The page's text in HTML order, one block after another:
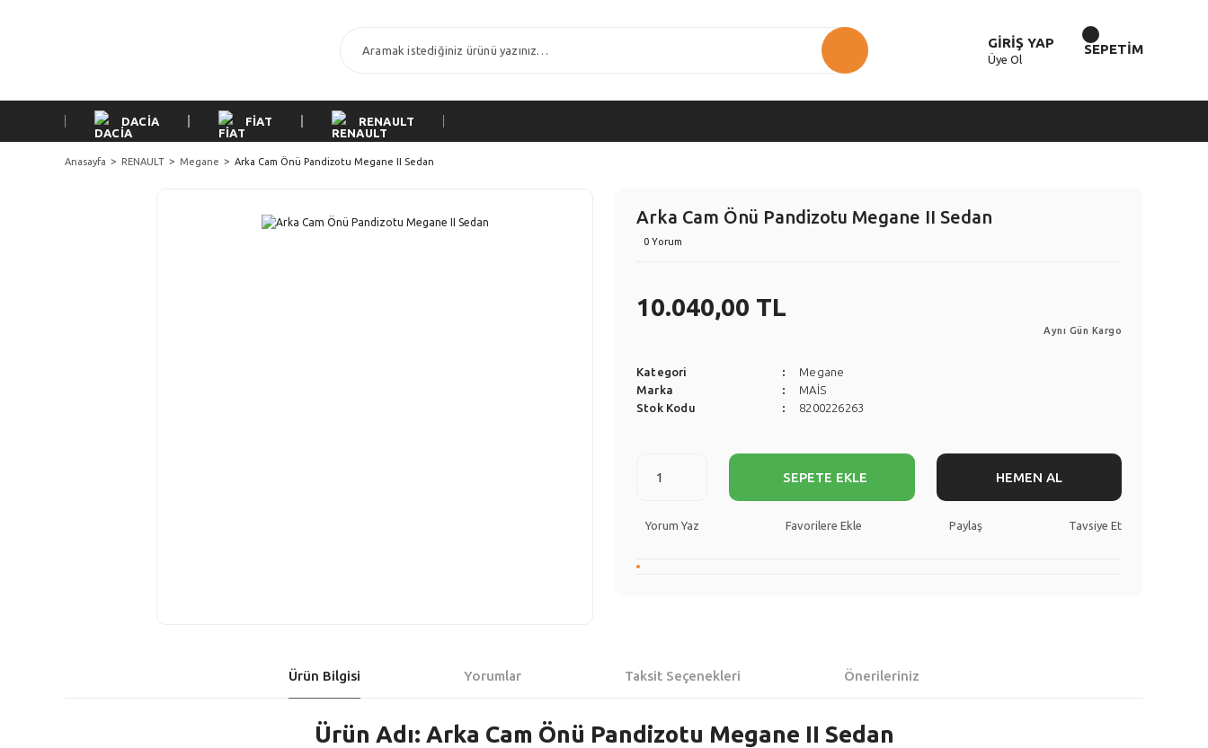
GİRİŞ YAP
Üye Ol
SEPETİM
DACİA FİAT RENAULT
Anasayfa RENAULT Megane Arka Cam Önü Pandizotu Megane II Sedan
Arka Cam Önü Pandizotu Megane II Sedan
0 Yorum
10.040,00 TL
Aynı Gün Kargo
Kategori
Megane
Marka
MAİS
Stok Kodu
8200226263
SEPETE EKLE HEMEN AL
Yorum Yaz Paylaş Tavsiye Et
Ürün Bilgisi Yorumlar Taksit Seçenekleri Önerileriniz
Ürün Adı: Arka Cam Önü Pandizotu Megane II Sedan